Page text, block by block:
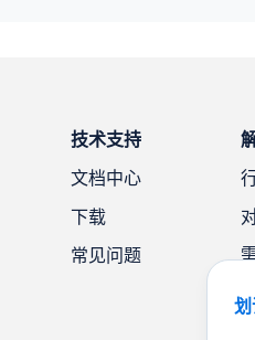
技术支持
文档中心
下载
常见问题